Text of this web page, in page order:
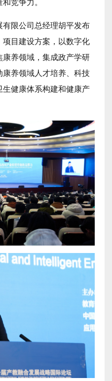
竞争力。
限公司总经理胡平发布
项目建设方案，以数字化
养领域，集成政产学研
养领域人才培养、科技
健康体系构建和健康产